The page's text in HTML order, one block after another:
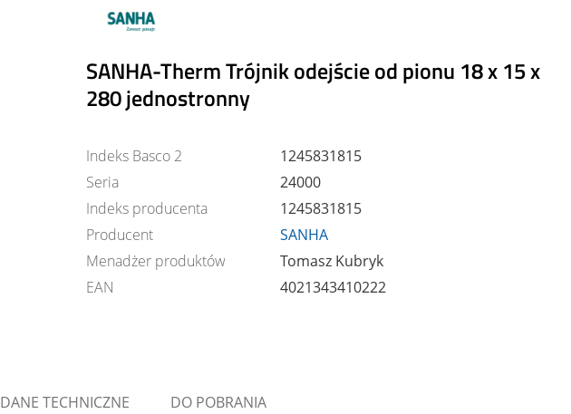
SANHA-Therm Trójnik odejście od pionu 18 x 15 x
280 jednostronny
Indeks Basco 2
1245831815
Seria
24000
Indeks producenta
1245831815
Producent
SANHA
Menadżer produktów
Tomasz Kubryk
EAN
4021343410222
DANE TECHNICZNE DO POBRANIA